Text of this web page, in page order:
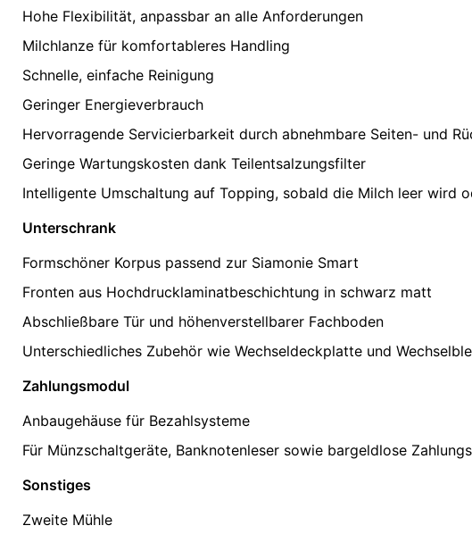
Hohe Flexibilität, anpassbar an alle Anforderungen
Milchlanze für komfortableres Handling
Schnelle, einfache Reinigung
Geringer Energieverbrauch
Hervorragende Servicierbarkeit durch abnehmbare Seiten- und
Geringe Wartungskosten dank Teilentsalzungsfilter
Intelligente Umschaltung auf Topping, sobald die Milch leer wird
Unterschrank
Formschöner Korpus passend zur Siamonie Smart
Fronten aus Hochdrucklaminatbeschichtung in schwarz matt
Abschließbare Tür und höhenverstellbarer Fachboden
Unterschiedliches Zubehör wie Wechseldeckplatte und
Zahlungsmodul
Anbaugehäuse für Bezahlsysteme
Für Münzschaltgeräte, Banknotenleser sowie bargeldlose
Sonstiges
Zweite Mühle